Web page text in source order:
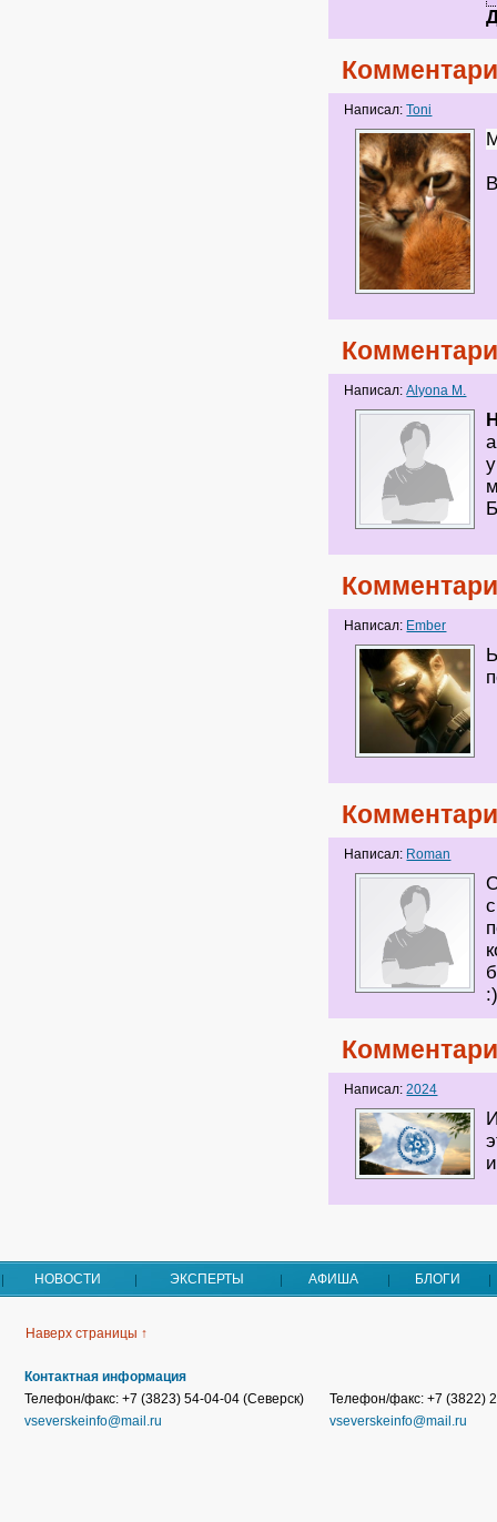
Написал:Toni
Написал:Alyona M.
Написал: Ember
Написал: Roman
Написал:2024
НОВОСТИ ЭКСПЕРТЫ АФИША БЛОГИ
Наверх страницы ↑
Контактная информация
Телефон/факс: +7 (3823) 54-04-04 (Северск)
vseverskeinfo@mail.ru
Телефон/факс: +7 (3822)
vseverskeinfo@mail.ru